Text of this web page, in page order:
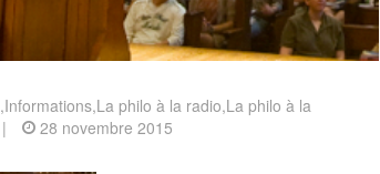
,Informations,La philo à la radio,La philo à la
| 28 novembre 2015